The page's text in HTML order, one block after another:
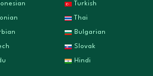
Turkish
Thai
Bulgarian
Slovak
Hindi